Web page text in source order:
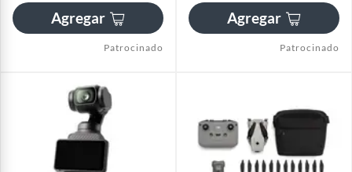
Agregar
Patrocinado
Agregar
Patrocinado